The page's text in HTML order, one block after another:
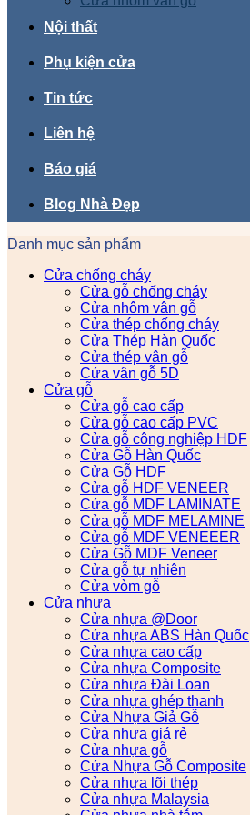
Nội thất
Phụ kiện cửa
Tin tức
Liên hệ
Báo giá
Blog Nhà Đẹp
Danh mục sản phẩm
Cửa chống cháy
Cửa gỗ chống cháy
Cửa nhôm vân gỗ
Cửa thép chống cháy
Cửa Thép Hàn Quốc
Cửa thép vân gỗ
Cửa vân gỗ 5D
Cửa gỗ
Cửa gỗ cao cấp
Cửa gỗ cao cấp PVC
Cửa gỗ công nghiệp HDF
Cửa Gỗ Hàn Quốc
Cửa Gỗ HDF
Cửa gỗ HDF VENEER
Cửa gỗ MDF LAMINATE
Cửa gỗ MDF MELAMINE
Cửa gỗ MDF VENEEER
Cửa Gỗ MDF Veneer
Cửa gỗ tự nhiên
Cửa vòm gỗ
Cửa nhựa
Cửa nhựa @Door
Cửa nhựa ABS Hàn Quốc
Cửa nhựa cao cấp
Cửa nhựa Composite
Cửa nhựa Đài Loan
Cửa nhựa ghép thanh
Cửa Nhựa Giả Gỗ
Cửa nhựa giá rẻ
Cửa nhựa gỗ
Cửa Nhựa Gỗ Composite
Cửa nhựa lõi thép
Cửa nhựa Malaysia